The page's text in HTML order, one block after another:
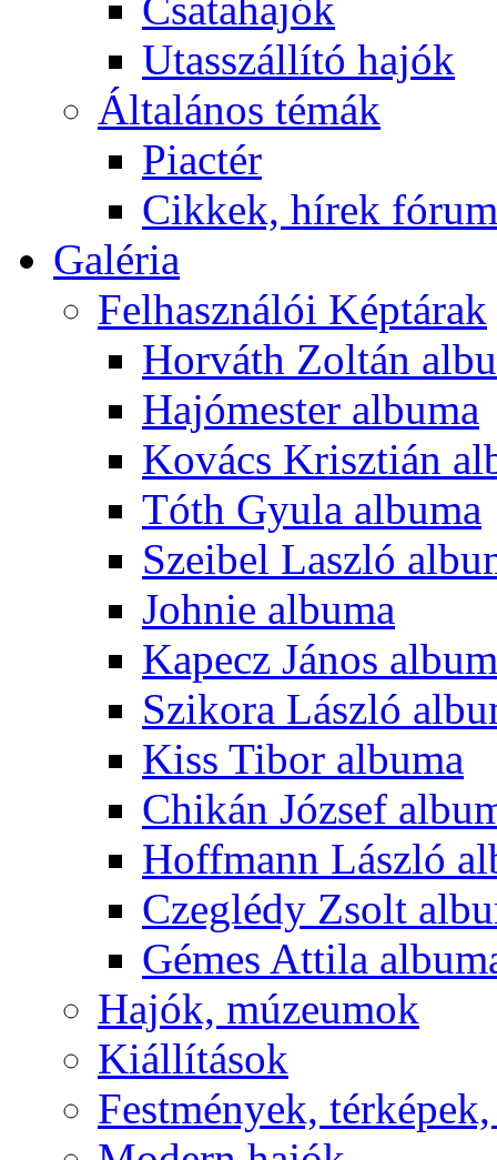
Utasszállító hajók
Általános témák
Piactér
Cikkek, hírek
Galéria
Felhasználói Képtárak
Horváth Zoltán
Hajómester albuma
Kovács Krisztián
Tóth Gyula albuma
Szeibel Laszló
Johnie albuma
Kapecz János
Szikora László
Kiss Tibor albuma
Chikán József
Hoffmann László
Czeglédy Zsolt
Gémes Attila
Hajók, múzeumok
Kiállítások
Festmények,